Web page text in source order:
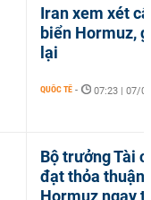
Iran xem xét
biển Hormuz,
lại
QUỐC TẾ - 07:23 | 07/
Bộ trưởng Tài
đạt thỏa thuận
Hormuz ngay